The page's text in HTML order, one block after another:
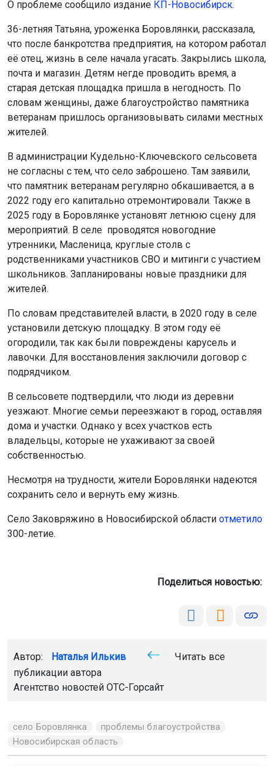
О проблеме сообщило издание КП-Новосибирск.
36-летняя Татьяна, уроженка Боровлянки, рассказала,
что после банкротства предприятия, на котором работал
её отец, жизнь в селе начала угасать. Закрылись школа,
почта и магазин. Детям негде проводить время, а
старая детская площадка пришла в негодность. По
словам женщины, даже благоустройство памятника
ветеранам пришлось организовывать силами местных
жителей.
В администрации Кудельно-Ключевского сельсовета
не согласны с тем, что село заброшено. Там заявили,
что памятник ветеранам регулярно обкашивается, а в
2022 году его капитально отремонтировали. Также в
2025 году в Боровлянке установят летнюю сцену для
мероприятий. В селе проводятся новогодние
утренники, Масленица, круглые столв с
родственниками участников СВО и митинги с участием
школьников. Запланированы новые праздники для
жителей.
По словам представителей власти, в 2020 году в селе
установили детскую площадку. В этом году её
огородили, так как были повреждены карусель и
лавочки. Для восстановления заключили договор с
подрядчиком.
В сельсовете подтвердили, что люди из деревни
уезжают. Многие семьи переезжают в город, оставляя
дома и участки. Однако у всех участков есть
владельцы, которые не ухаживают за своей
собственностью.
Несмотря на трудности, жители Боровлянки надеются
сохранить село и вернуть ему жизнь.
Село Заковряжино в Новосибирской области отметило
300-летие.
Поделиться новостью:
Автор: Наталья Илькив
Читать все
публикации автора
Агентство новостей ОТС-Горсайт
село Боровлянка
проблемы благоустройства
Новосибирская область